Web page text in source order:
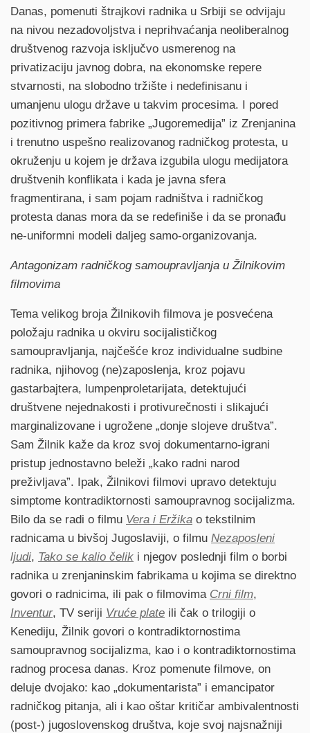
Danas, pomenuti štrajkovi radnika u Srbiji se odvijaju
na nivou nezadovoljstva i neprihvaćanja neoliberalnog
društvenog razvoja isključvo usmerenog na
privatizaciju javnog dobra, na ekonomske repere
stvarnosti, na slobodno tržište i nedefinisanu i
umanjenu ulogu države u takvim procesima. I pored
pozitivnog primera fabrike „Jugoremedija” iz Zrenjanina
i trenutno uspešno realizovanog radničkog protesta, u
okruženju u kojem je država izgubila ulogu medijatora
društvenih konflikata i kada je javna sfera
fragmentirana, i sam pojam radništva i radničkog
protesta danas mora da se redefiniše i da se pronađu
ne-uniformni modeli daljeg samo-organizovanja.
Antagonizam radničkog samoupravljanja u Žilnikovim
filmovima
Tema velikog broja Žilnikovih filmova je posvećena
položaju radnika u okviru socijalističkog
samoupravljanja, najčešće kroz individualne sudbine
radnika, njihovog (ne)zaposlenja, kroz pojavu
gastarbajtera, lumpenproletarijata, detektujući
društvene nejednakosti i protivurečnosti i slikajući
marginalizovane i ugrožene „donje slojeve društva”.
Sam Žilnik kaže da kroz svoj dokumentarno-igrani
pristup jednostavno beleži „kako radni narod
preživljava”. Ipak, Žilnikovi filmovi upravo detektuju
simptome kontradiktornosti samoupravnog socijalizma.
Bilo da se radi o filmu Vera i Eržika o tekstilnim
radnicama u bivšoj Jugoslaviji, o filmu Nezaposleni
ljudi, Tako se kalio čelik i njegov poslednji film o borbi
radnika u zrenjaninskim fabrikama u kojima se direktno
govori o radnicima, ili pak o filmovima Crni film,
Inventur, TV seriji Vruće plate ili čak o trilogiji o
Kenediju, Žilnik govori o kontradiktornostima
samoupravnog socijalizma, kao i o kontradiktornostima
radnog procesa danas. Kroz pomenute filmove, on
deluje dvojako: kao „dokumentarista” i emancipator
radničkog pitanja, ali i kao oštar kritičar ambivalentnosti
(post-) jugoslovenskog društva, koje svoj najsnažniji